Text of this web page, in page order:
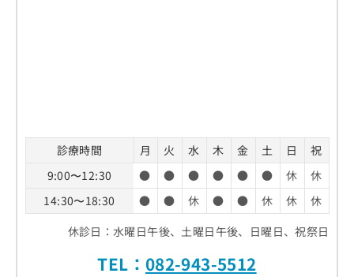
診療時間 月 火 水 木 金 土 日
祝
9:00〜12:30
● ● ● ● ● ● 休
休
14:30〜18:30
● ● 休 ● ● 休 休
休
休診日：水曜日午後、土曜日午後、日曜日、祝祭日
TEL： 082-943-5512